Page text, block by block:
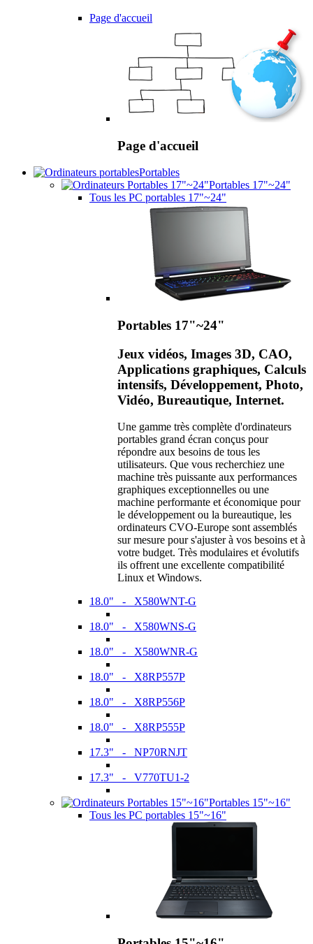
Page d'accueil
Page d'accueil
Portables
Portables 17"~24"
Tous les PC portables 17"~24"
Portables 17"~24"
Jeux vidéos, Images 3D, CAO,
Applications graphiques, Calculs
intensifs, Développement, Photo,
Vidéo, Bureautique, Internet.
Une gamme très complète d'ordinateurs
portables grand écran conçus pour
répondre aux besoins de tous les
utilisateurs. Que vous recherchiez une
machine très puissante aux performances
graphiques exceptionnelles ou une
machine performante et économique pour
le développement ou la bureautique, les
ordinateurs CVO-Europe sont assemblés
sur mesure pour s'ajuster à vos besoins et à
votre budget. Très modulaires et évolutifs
ils offrent une excellente compatibilité
Linux et Windows.
18.0" - X580WNT-G
18.0" - X580WNS-G
18.0" - X580WNR-G
18.0" - X8RP557P
18.0" - X8RP556P
18.0" - X8RP555P
17.3" - NP70RNJT
17.3" - V770TU1-2
Portables 15"~16"
Tous les PC portables 15"~16"